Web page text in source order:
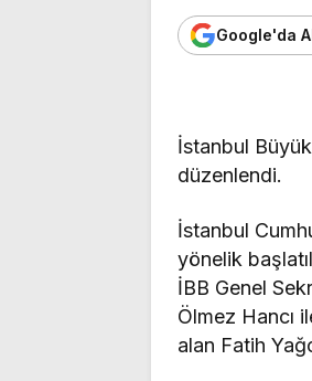
Google'da
İstanbul
düzenlendi.
İstanbul
yönelik
İBB Genel
Ölmez Hancı
alan Fatih